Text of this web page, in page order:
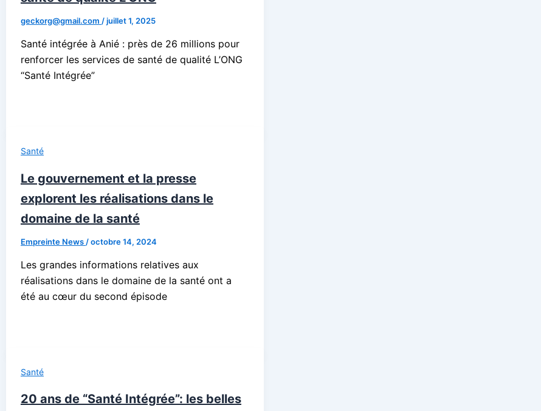
geckorg@gmail.com /juillet 1, 2025
Santé intégrée à Anié : près de 26 millions pour
renforcer les services de santé de qualité L’ONG
“Santé Intégrée”
Santé
Le gouvernement et la presse
explorent les réalisations dans le
domaine de la santé
Empreinte News /octobre 14, 2024
Les grandes informations relatives aux
réalisations dans le domaine de la santé ont a
été au cœur du second épisode
Santé
20 ans de “Santé Intégrée”: les belles